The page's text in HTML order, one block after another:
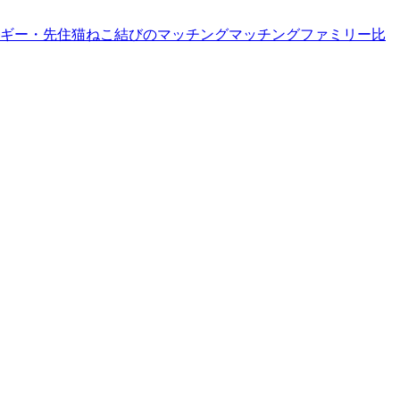
ー・先住猫ねこ結びのマッチングマッチングファミリー比